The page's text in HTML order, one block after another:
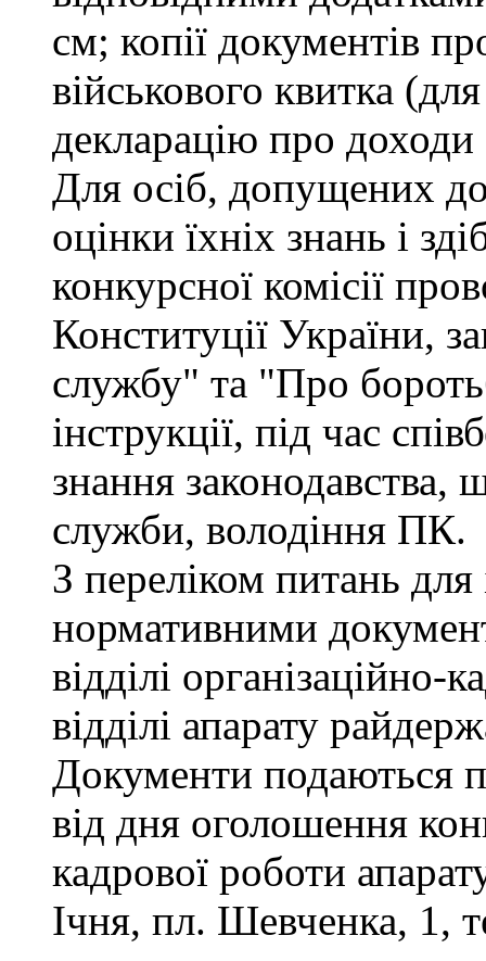
см; копії документів
військового квитка
декларацію про доходи
Для осіб, допущених
оцінки їхніх знань і
конкурсної комісії
Конституції України,
службу" та "Про
інструкції, під час
знання законодавства,
служби, володіння ПК.
З переліком питань
нормативними
відділі організаційно-
відділі апарату
Документи подаються
від дня оголошення
кадрової роботи
Ічня, пл. Шевченка, 1,